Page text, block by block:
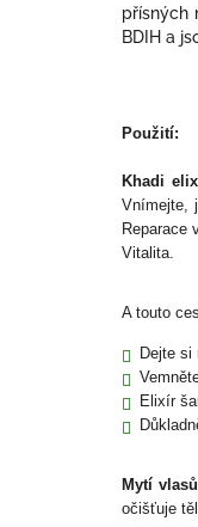
přísných
BDIH a
Použití:
Khadi
Vnímejte,
Reparace
Vitalita.
A touto
Dejte
Elixír
Mytí
očišťuje